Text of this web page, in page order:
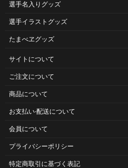
選手名入りグッズ
選手イラストグッズ
たまべヱグッズ
サイトについて
ご注⽂について
商品について
お⽀払い‧配送について
会員について
プライバシーポリシー
特定商取引に基づく表記